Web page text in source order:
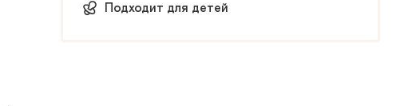
Подходит для детей